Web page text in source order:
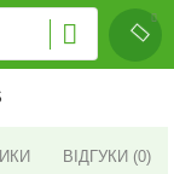
ВІДГУКИ (0)